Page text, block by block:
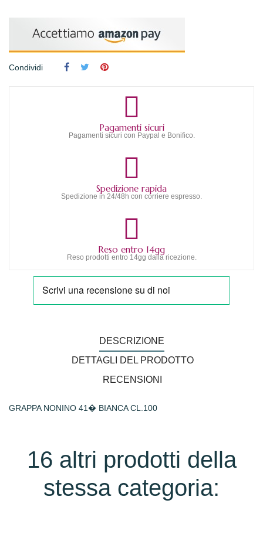
Condividi
Pagamenti sicuri
Pagamenti sicuri con Paypal e Bonifico.
Spedizione rapida
Spedizione in 24/48h con corriere espresso.
Reso entro 14gg
Reso prodotti entro 14gg dalla ricezione.
DESCRIZIONE
DETTAGLI DEL PRODOTTO
RECENSIONI
GRAPPA NONINO 41� BIANCA CL.100
16 altri prodotti della
stessa categoria: